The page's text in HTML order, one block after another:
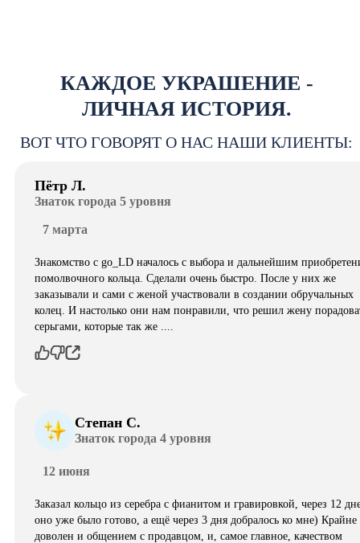
КАЖДОЕ УКРАШЕНИЕ -
ЛИЧНАЯ ИСТОРИЯ.
ВОТ ЧТО ГОВОРЯТ О НАС НАШИ КЛИЕНТЫ:
Пётр Л.
Знаток города 5 уровня
7 марта
Знакомство с go_LD началось с выбора и дальнейшим
помолвочного кольца. Сделали очень быстро. После у них же
заказывали и сами с женой участвовали в создании обручальных
колец. И настолько они нам понравили, что решил жену
серьгами, которые так же ....
Степан С.
Знаток города 4 уровня
12 июня
Заказал кольцо из серебра с фианитом и гравировкой, через 12
оно уже было готово, а ещё через 3 дня добралось ко мне) Крайне
доволен и общением с продавцом, и, самое главное, качеством